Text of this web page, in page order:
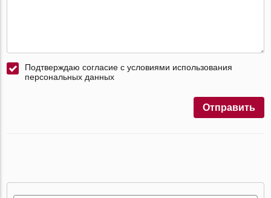
Подтверждаю согласие с условиями использования
персональных данных
Отправить